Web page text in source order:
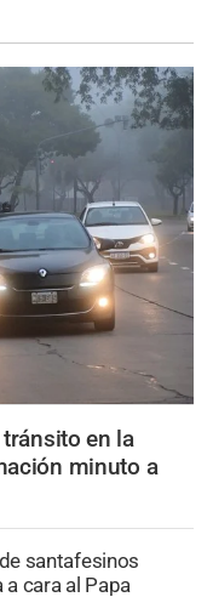
tránsito en la
minuto a
santafesinos
cara al Papa